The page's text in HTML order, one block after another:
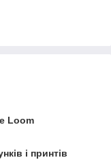
Loom
і принтів